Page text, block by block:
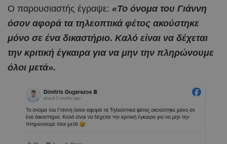
Ο παρουσιαστής έγραψε: «Το όνομα του Γιάννη
όσον αφορά τα τηλεοπτικά φέτος ακούστηκε
μόνο σε ένα δικαστήριο. Καλό είναι να δέχεται
την κριτική έγκαιρα για να μην την πληρώνουμε
όλοι μετά».